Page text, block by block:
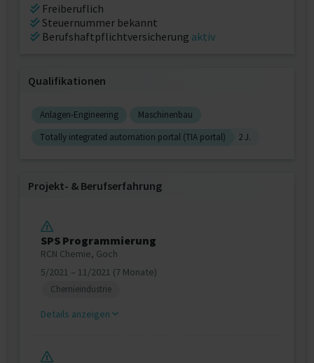
Freiberuflich
Steuernummer bekannt
Berufshaftpflichtversicherung aktiv
Qualifikationen
Anlagen-Engineering
Maschinenbau
Totally integrated automation portal (TIA portal)
2 J.
Projekt‐ & Berufserfahrung
SPS Programmierung
RCN Chemie, Goch
5/2021 – 11/2021 (7 Monate)
Chemieindustrie
Details anzeigen